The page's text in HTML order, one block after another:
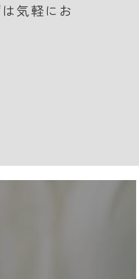
気軽にお